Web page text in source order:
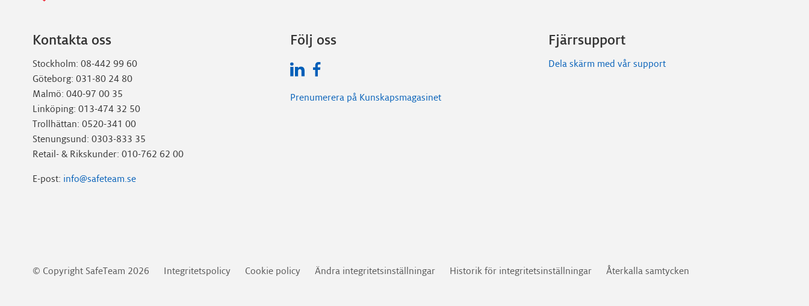
Kontakta oss
Stockholm: 08-442 99 60
Göteborg: 031-80 24 80
Malmö: 040-97 00 35
Linköping: 013-474 32 50
Trollhättan: 0520-341 00
Stenungsund: 0303-833 35
Retail- & Rikskunder: 010-762 62 00
E-post: info@safeteam.se
Följ oss
Prenumerera på Kunskapsmagasinet
Fjärrsupport
Dela skärm med vår support
Gå
© Copyright SafeTeam 2026 Integritetspolicy Cookie policy Ändra integritetsinställningar Historik för integritetsinställningar Återkalla samtycken